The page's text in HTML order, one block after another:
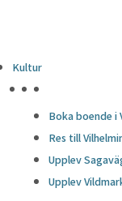
Kultur
Boka boende i
Res till
Upplev
Upplev